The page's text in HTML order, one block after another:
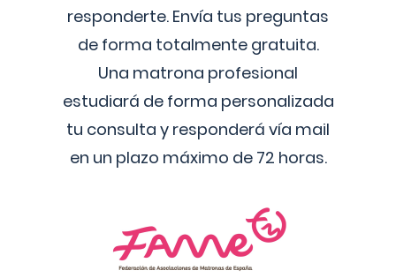
responderte. Envía tus preguntas
de forma totalmente gratuita.
Una matrona profesional
estudiará de forma personalizada
tu consulta y responderá vía mail
en un plazo máximo de 72 horas.